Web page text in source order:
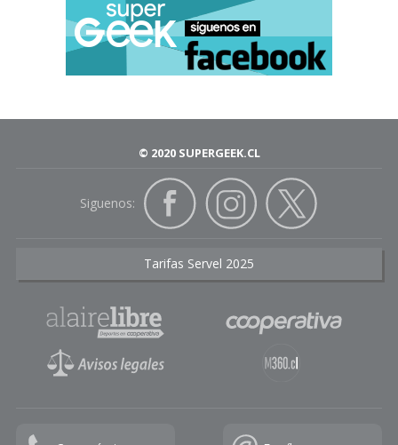
© 2020 SUPERGEEK.CL
Siguenos:
Tarifas Servel 2025